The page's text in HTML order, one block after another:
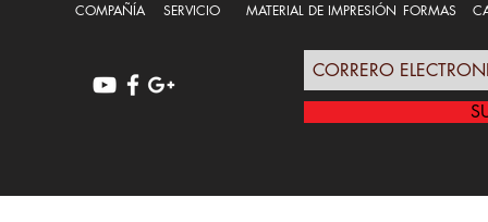
COMPAÑÍA SERVICIO MATERIAL DE IMPRESIÓN FORMAS